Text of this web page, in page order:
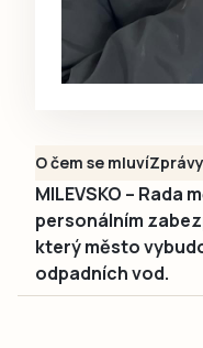
O čem se mluvíZprávy
MILEVSKO – Rada
personálním
který město
odpadních vod.